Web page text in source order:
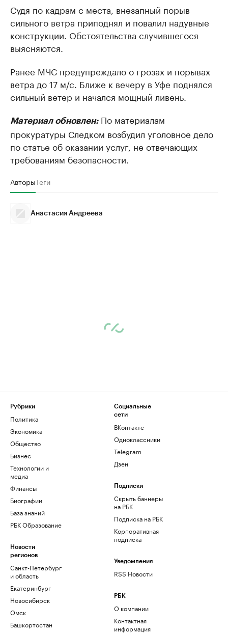
Судя по кадрам с места, внезапный порыв
сильного ветра приподнял и повалил надувные
конструкции. Обстоятельства случившегося
выясняются.
Ранее МЧС предупреждало о грозах и порывах
ветра до 17 м/с. Ближе к вечеру в Уфе поднялся
сильный ветер и начался мощный ливень.
Материал обновлен:По материалам
прокуратуры Следком возбудил уголовное дело
по статье об оказании услуг, не отвечающих
требованиям безопасности.
АвторыТеги
Анастасия Андреева
Рубрики
Политика
Экономика
Общество
Бизнес
Технологии и
медиа
Финансы
Биографии
База знаний
РБК Образование
Новости
регионов
Санкт-Петербург
и область
Екатеринбург
Новосибирск
Омск
Башкортостан
Социальные
сети
ВКонтакте
Одноклассники
Telegram
Дзен
Подписки
Скрыть баннеры
на РБК
Подписка на РБК
Корпоративная
подписка
Уведомления
RSS Новости
РБК
О компании
Контактная
информация